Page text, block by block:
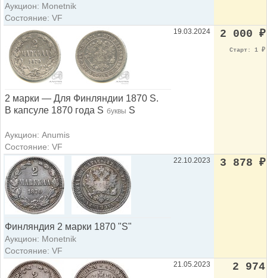
Аукцион: Monetnik
Состояние: VF
2 марки — Для Финляндии 1870 S.
В капсуле 1870 года S буквы S
Аукцион: Anumis
Состояние: VF
19.03.2024 2 000 ₽
Старт: 1 ₽
Финляндия 2 марки 1870 "S"
Аукцион: Monetnik
Состояние: VF
22.10.2023 3 878 ₽
21.05.2023 2 974